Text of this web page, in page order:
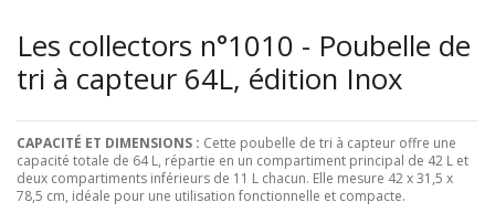
Les collectors n°1010 - Poubelle de
tri à capteur 64L, édition Inox
CAPACITÉ ET DIMENSIONS : Cette poubelle de tri à capteur offre une
capacité totale de 64 L, répartie en un compartiment principal de 42 L et
deux compartiments inférieurs de 11 L chacun. Elle mesure 42 x 31,5 x
78,5 cm, idéale pour une utilisation fonctionnelle et compacte.